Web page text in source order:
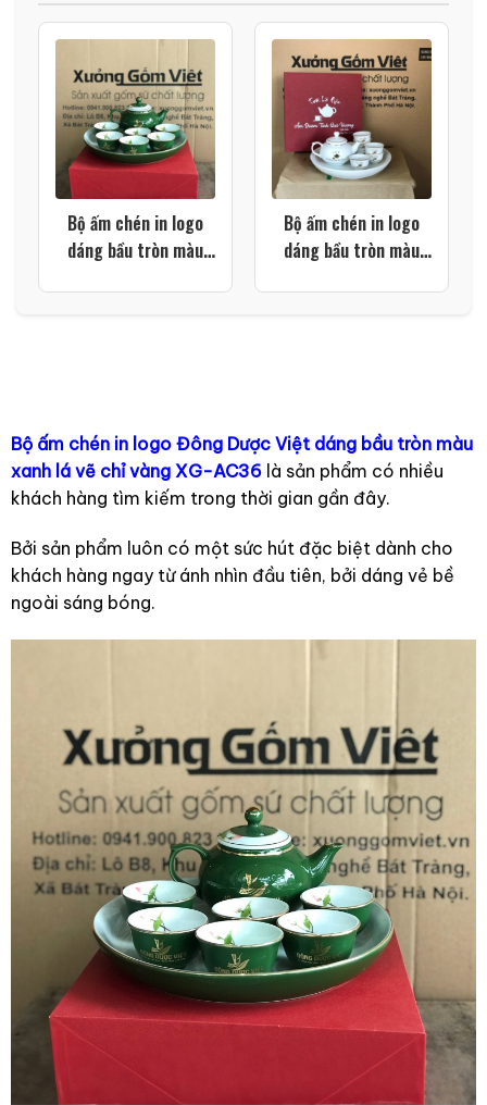
Bộ ấm chén in logo
dáng bầu tròn màu
Bộ ấm chén in logo
dáng bầu tròn màu
Bộ ấm chén in logo Đông Dược Việt dáng bầu tròn màu
xanh lá vẽ chỉ vàng XG-AC36là sản phẩm có nhiều
khách hàng tìm kiếm trong thời gian gần đây.
Bởi sản phẩm luôn có một sức hút đặc biệt dành cho
khách hàng ngay từ ánh nhìn đầu tiên, bởi dáng vẻ bề
ngoài sáng bóng.